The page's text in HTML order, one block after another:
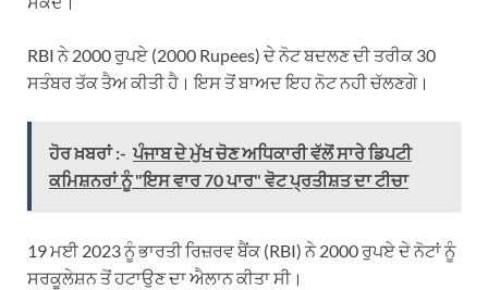
RBI ਨੇ 2000 ਰੁਪਏ (2000 Rupees) ਦੇ ਨੋਟ ਬਦਲਣ ਦੀ ਤਰੀਕ 30
ਸਤੰਬਰ ਤੱਕ ਤੈਅ ਕੀਤੀ ਹੈ। ਇਸ ਤੋਂ ਬਾਅਦ ਇਹ ਨੋਟ ਨਹੀ ਚੱਲਣਗੇ।
ਹੋਰ ਖ਼ਬਰਾਂ :- ਪੰਜਾਬ ਦੇ ਮੁੱਖ ਚੋਣ ਅਧਿਕਾਰੀ ਵੱਲੋਂ ਸਾਰੇ ਡਿਪਟੀ
ਕਮਿਸ਼ਨਰਾਂ ਨੂੰ "ਇਸ ਵਾਰ 70 ਪਾਰ" ਵੋਟ ਪ੍ਰਤੀਸ਼ਤ ਦਾ ਟੀਚਾ
19 ਮਈ 2023 ਨੂੰ ਭਾਰਤੀ ਰਿਜ਼ਰਵ ਬੈਂਕ (RBI) ਨੇ 2000 ਰੁਪਏ ਦੇ ਨੋਟਾਂ ਨੂੰ
ਸਰਕੂਲੇਸ਼ਨ ਤੋਂ ਹਟਾਉਣ ਦਾ ਐਲਾਨ ਕੀਤਾ ਸੀ।